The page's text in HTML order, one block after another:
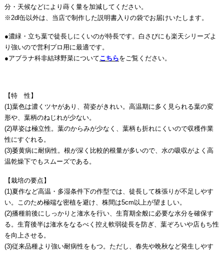
分・天候などにより蒔く量を加減してください。
※2dl缶以外は、当店で制作した説明書入りの袋でお届けいたします。
●濃緑・立ち葉で徒長しにくいのが特長です。白さびにも楽天シリーズよ
り強いので営利プロ用に最適です。
●アブラナ科非結球野菜についてこちらをご覧ください。
【特 性】
(1)葉色は濃くツヤがあり、荷姿がきれい。高温期に多く見られる葉の変
形や、葉柄のねじれが少ない。
(2)草姿は極立性。葉のからみが少なく、葉柄も折れにくいので収穫作業
性にすぐれる。
(3)萎黄病に耐病性。根が深く比較的根量が多いので、水の吸収がよく高
温乾燥下でもスムーズである。
【栽培の要点】
(1)夏作など高温・多湿条件下の作型では、徒長して株張りが不足しやす
い。このため極端な密植を避け、株間は5cm以上が望ましい。
(2)播種前後にしっかりと潅水を行い、生育期全般に必要な水分を確保す
る。生育後半は潅水をなるべく控え軟弱徒長を防ぎ、葉ぞろいや店もち性
を向上させる。
(3)従来品種より強い耐病性をもつ。ただし、春先や晩秋など発生しやす